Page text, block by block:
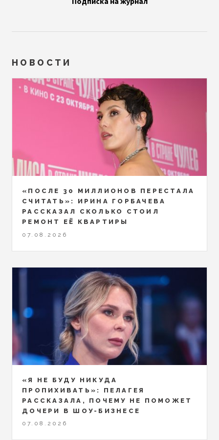
НОВОСТИ
«ПОСЛЕ 30 МИЛЛИОНОВ ПЕРЕСТАЛА
СЧИТАТЬ»: ИРИНА ГОРБАЧЕВА
РАССКАЗАЛ СКОЛЬКО СТОИЛ
РЕМОНТ ЕЁ КВАРТИРЫ
07.08.2026
«Я НЕ БУДУ НИКУДА
ПРОПИХИВАТЬ»: ПЕЛАГЕЯ
РАССКАЗАЛА, ПОЧЕМУ НЕ ПОМОЖЕТ
ДОЧЕРИ В ШОУ-БИЗНЕСЕ
07.08.2026